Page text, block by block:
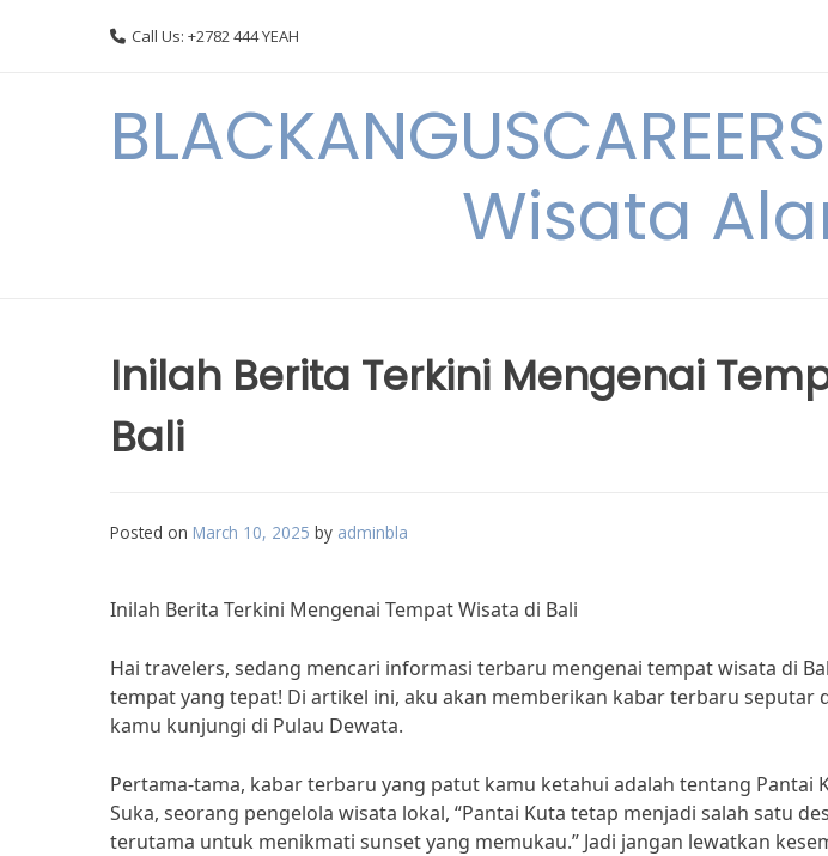
Call Us: +2782 444 YEAH
Wisata
Inilah Berita Terkini Mengenai
Bali
Posted on March 10, 2025 by adminbla
Inilah Berita Terkini Mengenai Tempat Wisata di Bali
Hai travelers, sedang mencari informasi terbaru mengenai tempat wisata di
tempat yang tepat! Di artikel ini, aku akan memberikan kabar terbaru seputar
kamu kunjungi di Pulau Dewata.
Pertama-tama, kabar terbaru yang patut kamu ketahui adalah tentang Pantai
Suka, seorang pengelola wisata lokal, “Pantai Kuta tetap menjadi salah satu
terutama untuk menikmati sunset yang memukau.” Jadi jangan lewatkan